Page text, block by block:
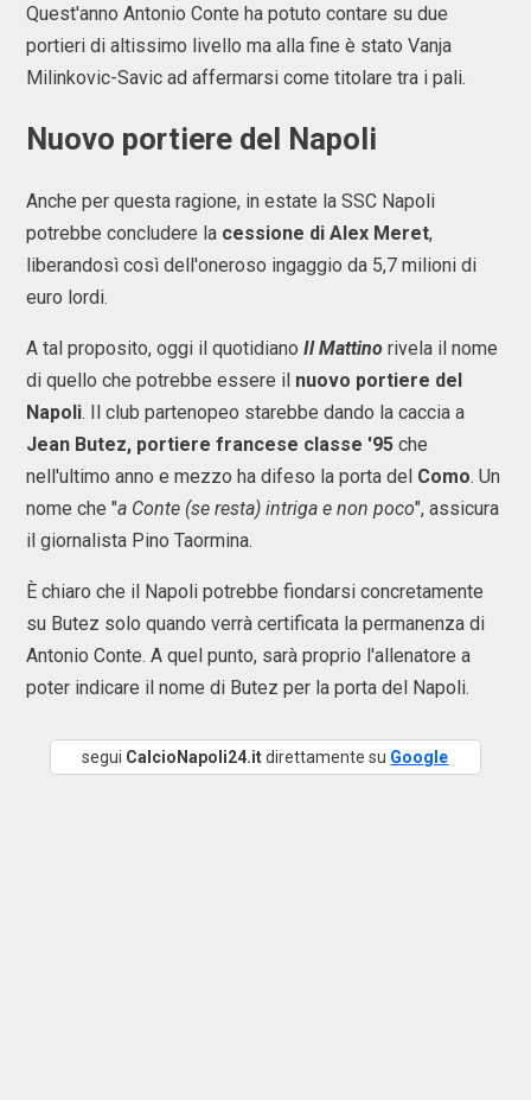
Quest'anno Antonio Conte ha potuto contare su due
portieri di altissimo livello ma alla fine è stato Vanja
Milinkovic-Savic ad affermarsi come titolare tra i pali.
Nuovo portiere del Napoli
Anche per questa ragione, in estate la SSC Napoli
potrebbe concludere la cessione di Alex Meret,
liberandosì così dell'oneroso ingaggio da 5,7 milioni di
euro lordi.
A tal proposito, oggi il quotidiano Il Mattino rivela il nome
di quello che potrebbe essere il nuovo portiere del
Napoli. Il club partenopeo starebbe dando la caccia a
Jean Butez, portiere francese classe '95 che
nell'ultimo anno e mezzo ha difeso la porta del Como. Un
nome che "a Conte (se resta) intriga e non poco", assicura
il giornalista Pino Taormina.
È chiaro che il Napoli potrebbe fiondarsi concretamente
su Butez solo quando verrà certificata la permanenza di
Antonio Conte. A quel punto, sarà proprio l'allenatore a
poter indicare il nome di Butez per la porta del Napoli.
segui CalcioNapoli24.itdirettamente su Google